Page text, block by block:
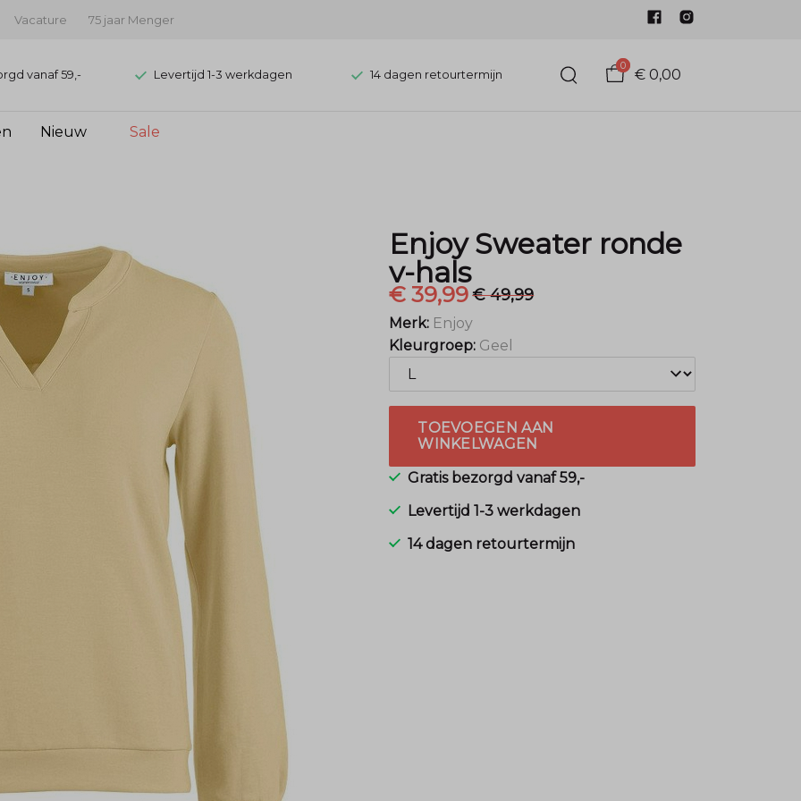
Vacature 75 jaar Menger
vanaf 59,- Levertijd 1-3 werkdagen 14 dagen retourtermijn
0
€ 0,00
Nieuw Sale
Enjoy Sweater ronde
v-hals
€ 39,99€ 49,99
Merk: Enjoy
Kleurgroep: Geel
TOEVOEGEN AAN
WINKELWAGEN
Gratis bezorgd vanaf 59,-
Levertijd 1-3 werkdagen
14 dagen retourtermijn